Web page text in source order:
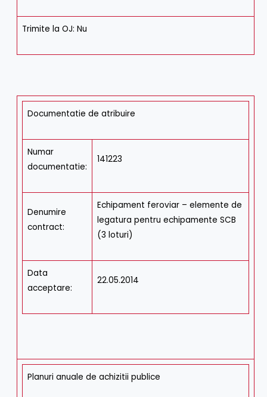
Trimite la OJ: Nu
Documentatie de atribuire
Numar
documentatie:
141223
Denumire
contract:
Echipament feroviar – elemente de
legatura pentru echipamente SCB
(3 loturi)
Data
acceptare:
22.05.2014
Planuri anuale de achizitii publice